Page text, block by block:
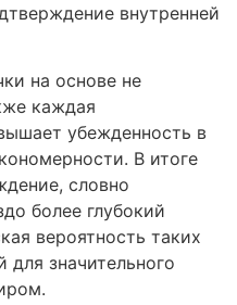
внутренней
на основе не
каждая
убежденность в
В итоге
словно
более глубокий
вероятность таких
для значительного